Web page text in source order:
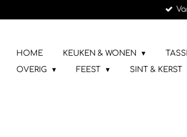
direct
hoofdinhoud
HOME KEUKEN & WONEN
OVERIG
FEEST SINT & KERST